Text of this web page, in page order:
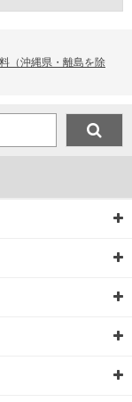
（沖縄県・離島を除